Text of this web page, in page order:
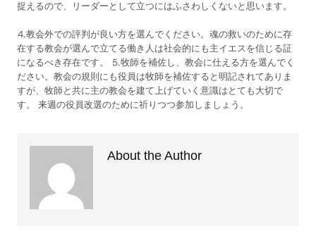
捉えるので、リーダーとして立つにはふさわしくないと思います。
⒋教会外での評判が良い方を選んでください。魂の救いのために存
在する教会が選んで立てる働き人は社会的にも主イエスを信じる証
になるべき存在です。 ⒌牧師を補佐し、教会に仕える方を選んでく
ださい。教会の規則にも役員は牧師を補佐すると明記されてありま
すが、牧師と共に主の教会を建て上げていく意識はとても大切で
す。 来週の役員改選のために祈りつつ参加しましょう。
About the Author